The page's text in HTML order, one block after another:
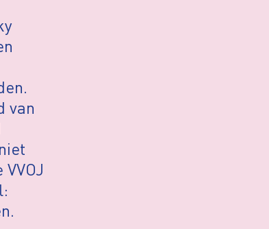
van